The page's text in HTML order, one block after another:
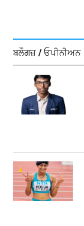
ਬਲੌਗਜ਼ / ਓਪੀਨੀਅਨ